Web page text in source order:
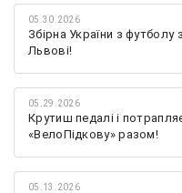
05.30.2026
Збірна України з футболу
Львові!
05.29.2026
Крутиш педалі і
«ВелоПідкову» разом!
05.13.2026